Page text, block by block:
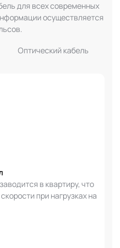
для всех современных
осуществляется
Оптический кабель
в квартиру, что
при нагрузках на